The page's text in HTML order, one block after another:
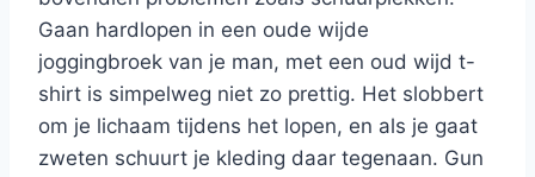
Gaan hardlopen in een oude wijde
joggingbroek van je man, met een oud wijd t-
shirt is simpelweg niet zo prettig. Het slobbert
om je lichaam tijdens het lopen, en als je gaat
zweten schuurt je kleding daar tegenaan. Gun